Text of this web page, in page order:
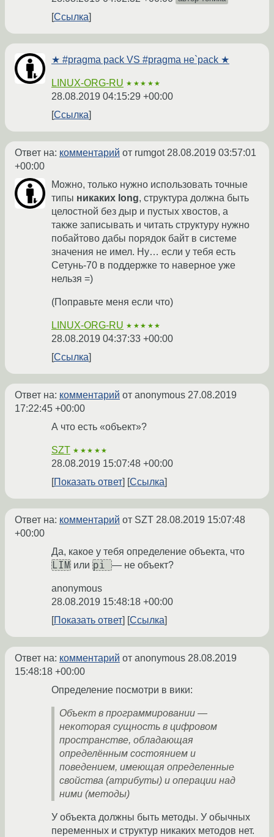
Ссылка
★ #pragma pack VS #pragma не`pack ★
LINUX-ORG-RU ★★★★★
28.08.2019 04:15:29 +00:00
Ссылка
Ответ на: комментарий от rumgot28.08.2019 03:57:01
+00:00
Можно, только нужно использовать точные
типы никаких long, структура должна быть
целостной без дыр и пустых хвостов, а
также записывать и читать структуру нужно
побайтово дабы порядок байт в системе
значения не имел. Ну… если у тебя есть
Сетунь-70 в поддержке то наверное уже
нельзя =)
(Поправьте меня если что)
LINUX-ORG-RU ★★★★★
28.08.2019 04:37:33 +00:00
Ссылка
Ответ на: комментарий от anonymous 27.08.2019
17:22:45 +00:00
А что есть «объект»?
SZT ★★★★★
28.08.2019 15:07:48 +00:00
Показать ответ
Ссылка
Ответ на: комментарий от SZT 28.08.2019 15:07:48
+00:00
Да, какое у тебя определение объекта, что
LIM или pi — не объект?
anonymous
28.08.2019 15:48:18 +00:00
Показать ответ
Ссылка
Ответ на: комментарий от anonymous 28.08.2019
15:48:18 +00:00
Определение посмотри в вики:
Объект в программировании —
некоторая сущность в цифровом
пространстве, обладающая
определённым состоянием и
поведением, имеющая определенные
свойства (атрибуты) и операции над
ними (методы)
У объекта должны быть методы. У обычных
переменных и структур никаких методов нет.